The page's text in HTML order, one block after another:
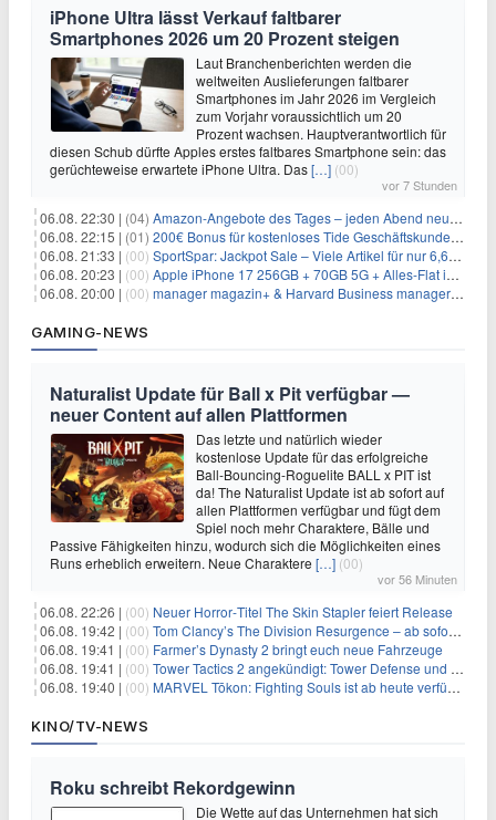
iPhone Ultra lässt Verkauf faltbarer
Smartphones 2026 um 20 Prozent steigen
Laut Branchenberichten werden die
weltweiten Auslieferungen faltbarer
Smartphones im Jahr 2026 im Vergleich
zum Vorjahr voraussichtlich um 20
Prozent wachsen. Hauptverantwortlich für
diesen Schub dürfte Apples erstes faltbares Smartphone sein: das
gerüchteweise erwartete iPhone Ultra. Das[…] (00)
vor 7 Stunden
06.08. 22:30 | (04) Amazon-Angebote des Tages – jeden Abend neue Deals zum Stöbern
06.08. 22:15 | (01) 200€ Bonus für kostenloses Tide Geschäftskundenkonto
06.08. 21:33 | (00) SportSpar: Jackpot Sale – Viele Artikel für nur 6,66€ – nur 48 Stunden
06.08. 20:23 | (00) Apple iPhone 17 256GB + 70GB 5G + Alles-Flat im Vodafone-Netz für 34,99€/Monat – eff. 4,65€/Monat
06.08. 20:00 | (00) manager magazin+ & Harvard Business manager+ Digital-Kombi-Abo 1 Monat kostenlos
GAMING-NEWS
Naturalist Update für Ball x Pit verfügbar —
neuer Content auf allen Plattformen
Das letzte und natürlich wieder
kostenlose Update für das erfolgreiche
Ball-Bouncing-Roguelite BALL x PIT ist
da! The Naturalist Update ist ab sofort auf
allen Plattformen verfügbar und fügt dem
Spiel noch mehr Charaktere, Bälle und
Passive Fähigkeiten hinzu, wodurch sich die Möglichkeiten eines
Runs erheblich erweitern. Neue Charaktere […] (00)
vor 56 Minuten
06.08. 22:26 | (00) Neuer Horror‑Titel The Skin Stapler feiert Release
06.08. 19:42 | (00) Tom Clancy’s The Division Resurgence – ab sofort für euch verfügbar
06.08. 19:41 | (00) Farmer’s Dynasty 2 bringt euch neue Fahrzeuge
06.08. 19:41 | (00) Tower Tactics 2 angekündigt: Tower Defense und Deckbuilding Kombo kehrt zurück
06.08. 19:40 | (00) MARVEL Tōkon: Fighting Souls ist ab heute verfügbar
KINO/TV-NEWS
Roku schreibt Rekordgewinn
Die Wette auf das Unternehmen hat sich